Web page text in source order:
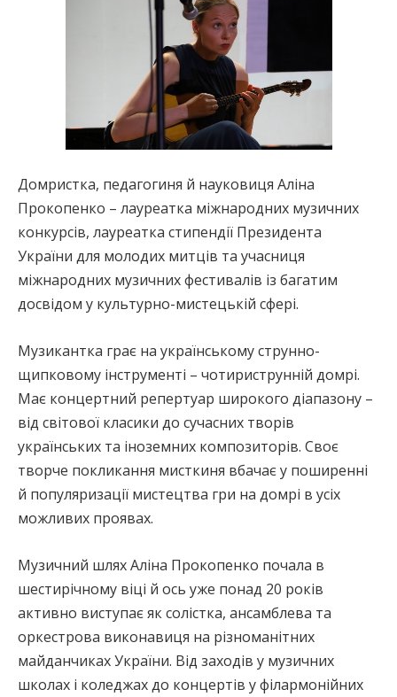
Домристка, педагогиня й науковиця Аліна
Прокопенко – лауреатка міжнародних музичних
конкурсів, лауреатка стипендії Президента
України для молодих митців та учасниця
міжнародних музичних фестивалів із багатим
досвідом у культурно-мистецькій сфері.
Музикантка грає на українському струнно-
щипковому інструменті – чотириструнній домрі.
Має концертний репертуар широкого діапазону –
від світової класики до сучасних творів
українських та іноземних композиторів. Своє
творче покликання мисткиня вбачає у поширенні
й популяризації мистецтва гри на домрі в усіх
можливих проявах.
Музичний шлях Аліна Прокопенко почала в
шестирічному віці й ось уже понад 20 років
активно виступає як солістка, ансамблева та
оркестрова виконавиця на різноманітних
майданчиках України. Від заходів у музичних
школах і коледжах до концертів у філармонійних